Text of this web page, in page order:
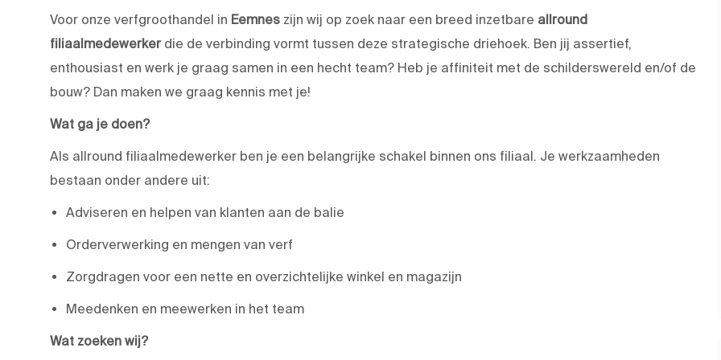
Voor onze verfgroothandel in Eemnes zijn wij op zoek naar een breed inzetbare allround
filiaalmedewerker die de verbinding vormt tussen deze strategische driehoek. Ben jij assertief,
enthousiast en werk je graag samen in een hecht team? Heb je affiniteit met de schilderswereld en/of de
bouw? Dan maken we graag kennis met je!
Wat ga je doen?
Als allround filiaalmedewerker ben je een belangrijke schakel binnen ons filiaal. Je werkzaamheden
bestaan onder andere uit:
Adviseren en helpen van klanten aan de balie
Orderverwerking en mengen van verf
Zorgdragen voor een nette en overzichtelijke winkel en magazijn
Meedenken en meewerken in het team
Wat zoeken wij?